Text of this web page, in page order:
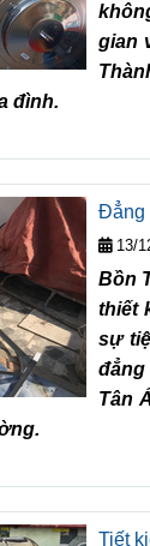
gian
đình.
Đẳng
13/
Bồn
thiết
sự
đẳng
Tân
Tiết